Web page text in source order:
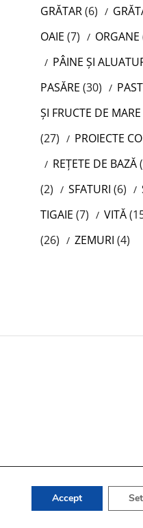
GRĂTAR(6)
OAIE (7) ORGANE
PÂINE ȘI
PASĂRE (30)
ȘI FRUCTE DE MARE
(27)
PROIECTE
REȚETE DE BAZĂ
(2)
SFATURI (6)
TIGAIE (7) VITĂ
(26)
ZEMURI (4)
Accept